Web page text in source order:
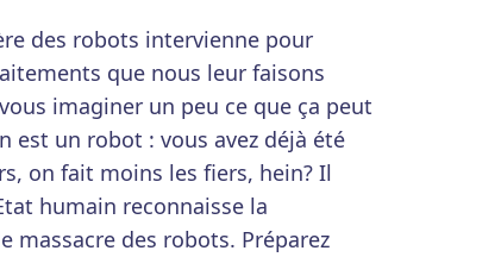
des robots intervienne pour
que nous leur faisons
imaginer un peu ce que ça peut
est un robot : vous avez déjà été
on fait moins les fiers, hein? Il
humain reconnaisse la
massacre des robots. Préparez